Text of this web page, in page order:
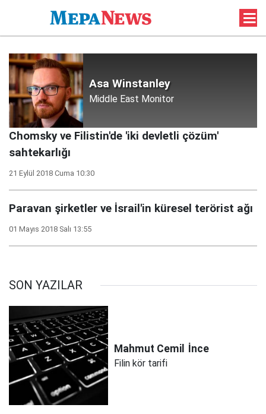
Asa Winstanley
Middle East Monitor
Chomsky ve Filistin'de 'iki devletli çözüm'
sahtekarlığı
21 Eylül 2018 Cuma 10:30
Paravan şirketler ve İsrail'in küresel terörist ağı
01 Mayıs 2018 Salı 13:55
SON YAZILAR
Mahmut Cemil İnce
Filin kör tarifi